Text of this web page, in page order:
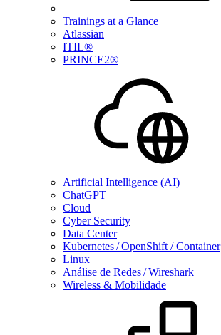
Trainings at a Glance
Atlassian
ITIL®
PRINCE2®
Artificial Intelligence (AI)
ChatGPT
Cloud
Cyber Security
Data Center
Kubernetes / OpenShift / Container
Linux
Análise de Redes / Wireshark
Wireless & Mobilidade